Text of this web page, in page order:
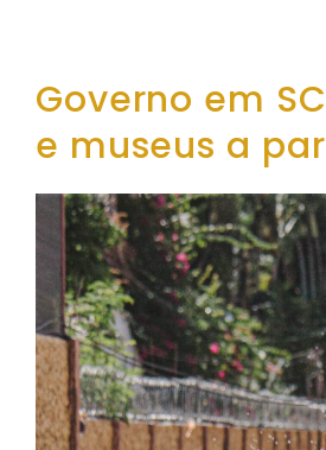
Governo em
e museus a